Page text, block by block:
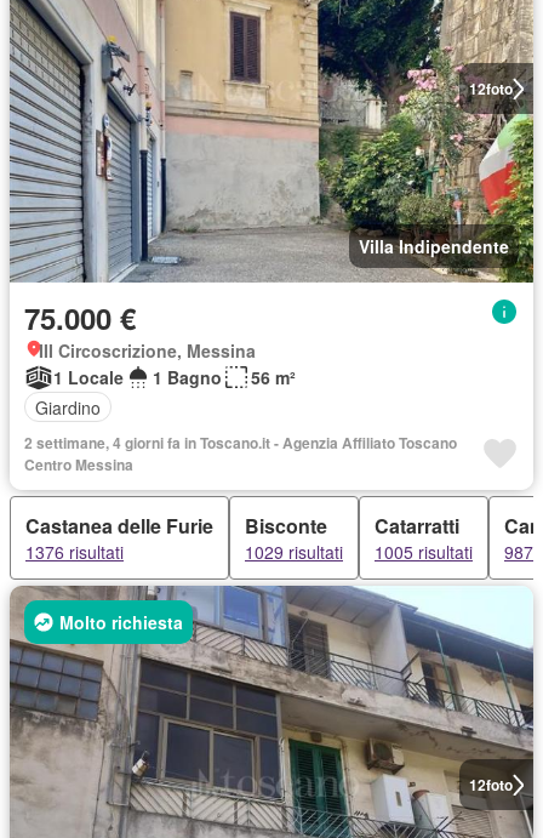
12foto
Villa Indipendente
75.000 €
III Circoscrizione, Messina
1 Locale
1 Bagno
56 m²
Giardino
2 settimane, 4 giorni fa in Toscano.it - Agenzia Affiliato Toscano
Centro Messina
Castanea delle Furie
1376 risultati
Bisconte
1029 risultati
Catarratti
1005 risultati 987
12foto
Molto richiesta